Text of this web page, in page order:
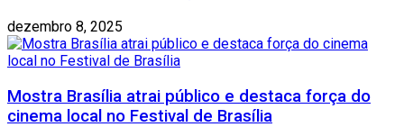
dezembro 8, 2025
Mostra Brasília atrai público e destaca força do
cinema local no Festival de Brasília